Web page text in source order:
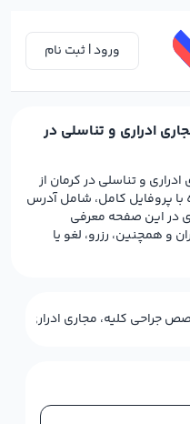
ورود | ثبت نام
ادراری و تناسلی در
و تناسلی در کرمان از
با پروفایل کامل، شامل آدرس
در این صفحه معرفی
و همچنین، رزرو، لغو یا
جراحی کلیه، مجاری ادراری و